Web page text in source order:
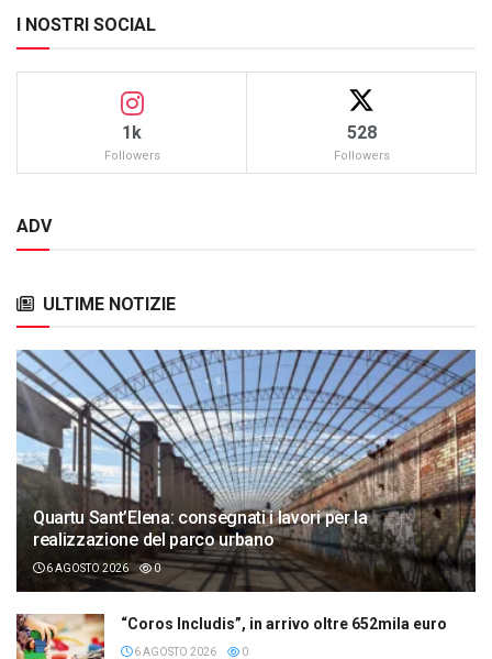
I NOSTRI SOCIAL
1k
Followers
528
Followers
ADV
ULTIME NOTIZIE
Quartu Sant’Elena: consegnati i lavori per la
realizzazione del parco urbano
6 AGOSTO 2026 0
“Coros Includis”, in arrivo oltre 652mila euro
6 AGOSTO 2026 0